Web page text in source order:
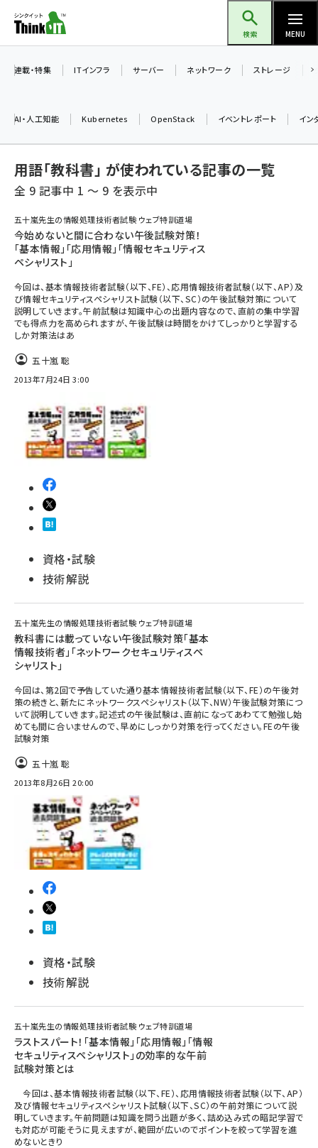
ン
ツ
検索 MENU
ai (2486)
加藤銘のチーム貢献～仲間と築いた勝利の絆～ (2308)
iot女子会 (2273)
北海道をのんびり旅する晴山佳須夫のヒント集！ (2025)
drupal (1947)
genai (1477)
abc123 (1352)
ai crunch (1348)
連載・特集 ITインフラ サーバー ネットワーク ストレージ
AI・人工知能 Kubernetes OpenStack イベントレポート イン
用語「教科書」 が使われている記事の一覧
全 9 記事中 1 ～ 9 を表示中
五十嵐先生の情報処理技術者試験 ウェブ特訓道場
今始めないと間に合わない午後試験対策！
「基本情報」「応用情報」「情報セキュリティス
ペシャリスト」
今回は、基本情報技術者試験（以下、FE）、応用情報技術者試験（以下、AP）及
び情報セキュリティスペシャリスト試験（以下、SC）の午後試験対策について
説明していきます。午前試験は知識中心の出題内容なので、直前の集中学習
でも得点力を高められますが、午後試験は時間をかけてしっかりと学習する
しか対策法はあ
五十嵐 聡
2013年7月24日 3:00
資格・試験
技術解説
五十嵐先生の情報処理技術者試験 ウェブ特訓道場
教科書には載っていない午後試験対策「基本
情報技術者」「ネットワークセキュリティスペ
シャリスト」
今回は、第2回で予告していた通り基本情報技術者試験（以下、FE）の午後対
策の続きと、新たにネットワークスペシャリスト（以下、NW）午後試験対策につ
いて説明していきます。記述式の午後試験は、直前になってあわてて勉強し始
めても間に合いませんので、早めにしっかり対策を行ってください。FEの午後
試験対策
五十嵐 聡
2013年8月26日 20:00
資格・試験
技術解説
五十嵐先生の情報処理技術者試験 ウェブ特訓道場
ラストスパート！「基本情報」「応用情報」「情報
セキュリティスペシャリスト」の効率的な午前
試験対策とは
今回は、基本情報技術者試験（以下、FE）、応用情報技術者試験（以下、AP）
及び情報セキュリティスペシャリスト試験（以下、SC）の午前対策について説
明していきます。午前問題は知識を問う出題が多く、詰め込み式の暗記学習で
も対応が可能そうに見えますが、範囲が広いのでポイントを絞って学習を進
めないときり